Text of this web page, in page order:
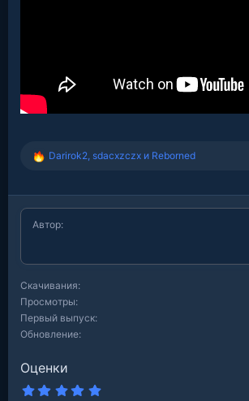
Р
к
ц
и
Darirok2 sdacxzczx и Reborned
Автор
Скачивания
Просмотры
Первый выпуск
Обновление
Оценки
5